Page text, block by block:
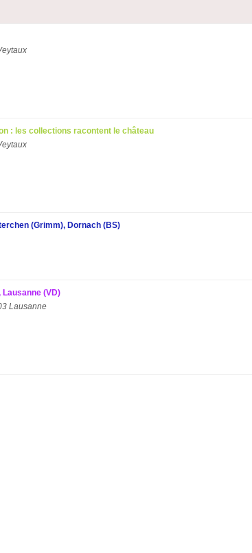
: les collections racontent le château
(Grimm), Dornach (BS)
(VD)
Lausanne